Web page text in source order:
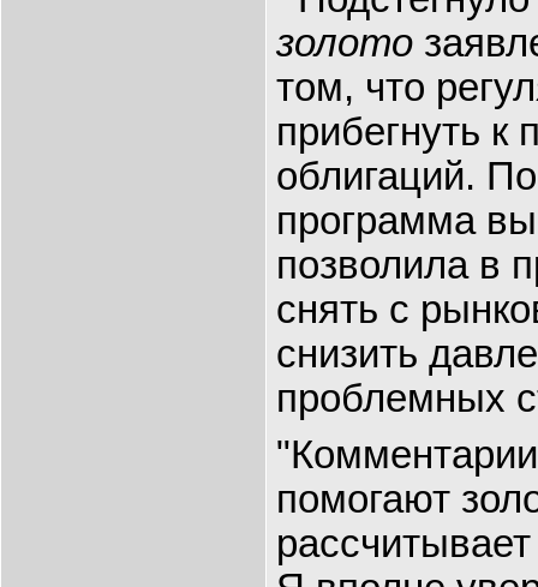
золото
том, что
прибегнуть к
облигаций.
программа
позволила в
снять с
снизить
проблемных
помогают